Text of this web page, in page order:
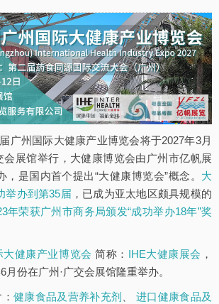
广州国际大健康产业博览会将于2027年3月
会展馆举行，大健康博览会由广州市亿帆展
，是国内首个提出“大健康博览会”概念。 大
举办到第35届 ，已成为亚太地区颇具规模的
年荣获广州市商务局颁发“成功举办18年”奖
大健康产业博览会 简称： IHE大健康展会 ，
份在广州·广交会展馆隆重举办。
健康食品及营养补充剂 、进口健康食品及